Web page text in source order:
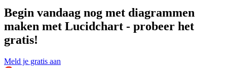
Begin vandaag nog met diagrammen
maken met Lucidchart - probeer het
gratis!
Meld je gratis aan